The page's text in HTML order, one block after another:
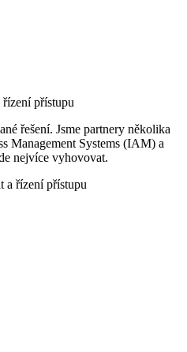
přístupu
řešení. Jsme partnery několika
Management Systems (IAM) a
nejvíce vyhovovat.